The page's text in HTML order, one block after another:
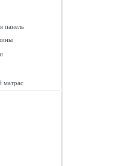
панель
матрас